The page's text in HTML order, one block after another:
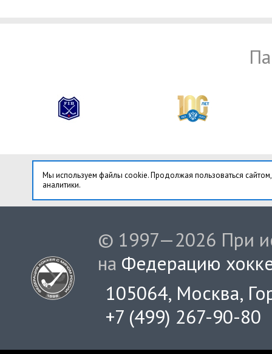
Мы используем файлы cookie. Продолжая пользоваться
аналитики.
© 1997—2026 При
на Федерацию
105064, Москва,
+7 (499) 267-90-80